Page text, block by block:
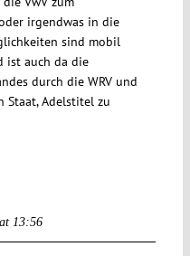
irgendwas in die
sind mobil
ist auch da die
durch die WRV und
Staat, Adelstitel zu
13:56